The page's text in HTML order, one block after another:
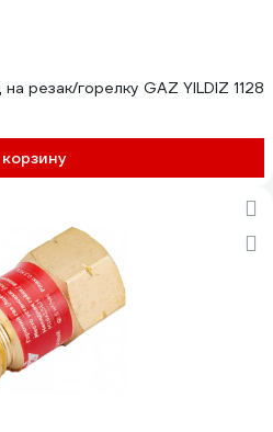
резак/горелку GAZ YILDIZ 1128